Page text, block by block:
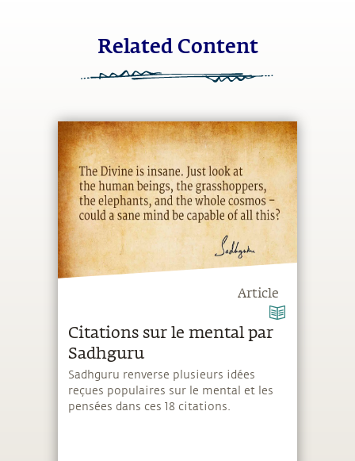
Related Content
Article
Citations sur le mental par
Sadhguru
Sadhguru renverse plusieurs idées
reçues populaires sur le mental et les
pensées dans ces 18 citations.